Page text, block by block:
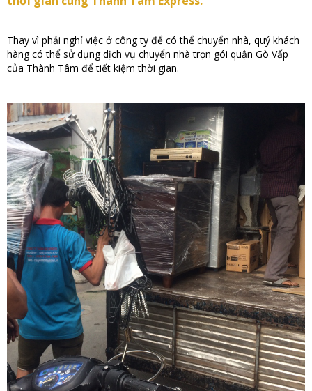
Thay vì phải nghỉ việc ở công ty để có thể chuyển nhà, quý khách
hàng có thể sử dụng dịch vụ chuyển nhà trọn gói quận Gò Vấp
của Thành Tâm để tiết kiệm thời gian.